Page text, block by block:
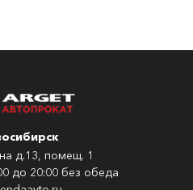
д.13, помещ. 1
до 20:00 без обеда